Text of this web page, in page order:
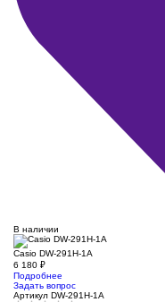
В наличии
Casio DW-291H-1A
6 180 ₽
Подробнее
Задать вопрос
Артикул DW-291H-1A